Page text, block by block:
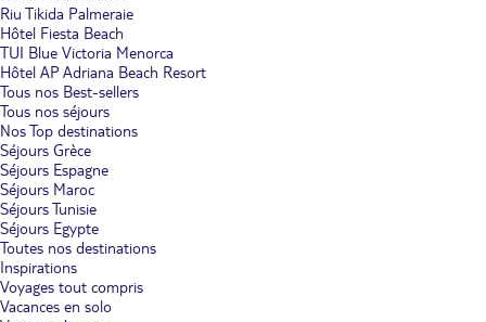
Riu Tikida Palmeraie
Hôtel Fiesta Beach
TUI Blue Victoria Menorca
Hôtel AP Adriana Beach Resort
Tous nos Best-sellers
Tous nos séjours
Nos Top destinations
Séjours Grèce
Séjours Espagne
Séjours Maroc
Séjours Tunisie
Séjours Egypte
Toutes nos destinations
Inspirations
Voyages tout compris
Vacances en solo